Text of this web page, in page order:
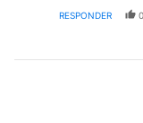
RESPONDER 0